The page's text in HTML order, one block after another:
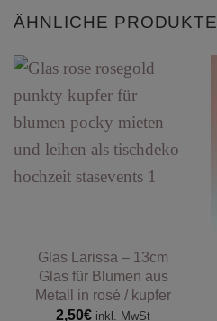
ÄHNLICHE PRODUKTE
Glas Larissa – 13cm
Glas für Blumen aus
Metall in rosé / kupfer
2,50€ inkl. MwSt